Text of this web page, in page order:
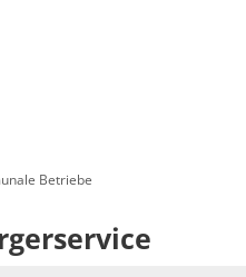
Betriebe